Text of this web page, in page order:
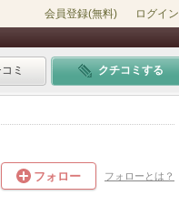
会員登録(無料) ログイン
ミ クチコミする
フォロー フォローとは？